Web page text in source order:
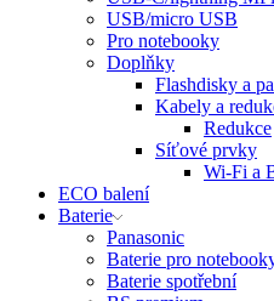
USB/micro USB
Pro notebooky
Doplňky
Flashdisky a
Kabely a
Redukce
Síťové prvky
Wi-Fi a
ECO balení
Baterie
Panasonic
Baterie pro
Baterie spotřební